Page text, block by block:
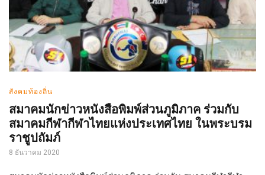
สังคมท้องถิ่น
สมาคมนักข่าวหนังสือพิมพ์ส่วนภูมิภาค ร่วมกับ
สมาคมกีฬากีฬาไทยแห่งประเทศไทย ในพระบรม
ราชูปถัมภ์
8 ธันวาคม 2020